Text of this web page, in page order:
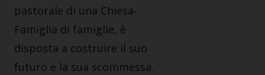
pastorale di una Chiesa-
Famiglia di famiglie, è
disposta a costruire il suo
futuro e la sua scommessa.